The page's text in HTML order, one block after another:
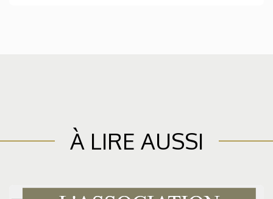
À LIRE AUSSI